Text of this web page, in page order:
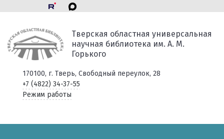
Тверская областная универсальная
научная библиотека им. А. М.
Горького
170100, г. Тверь, Свободный переулок, 28
+7 (4822) 34-37-55
Режим работы